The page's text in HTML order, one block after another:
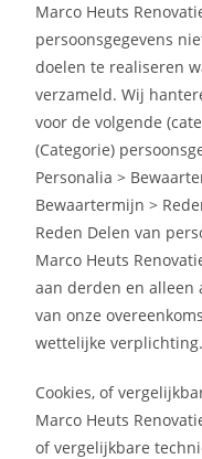
Marco Heuts
persoonsgegevens
doelen te realiseren
verzameld. Wij
voor de volgende
(Categorie)
Personalia >
Bewaartermijn >
Reden Delen van
Marco Heuts
aan derden en alleen
van onze
wettelijke verplichting.
Cookies, of
Marco Heuts
of vergelijkbare